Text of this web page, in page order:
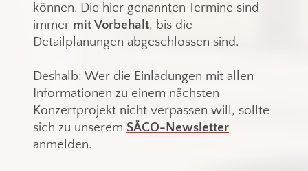
können. Die hier genannten Termine sind
immer mit Vorbehalt, bis die
Detailplanungen abgeschlossen sind.
Deshalb: Wer die Einladungen mit allen
Informationen zu einem nächsten
Konzertprojekt nicht verpassen will, sollte
sich zu unserem SÄCO-Newsletter
anmelden.